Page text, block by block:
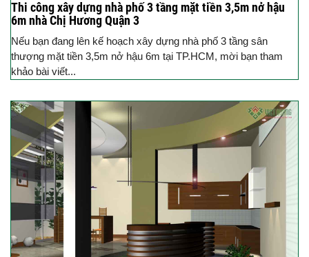
Thi công xây dựng nhà phố 3 tầng mặt tiền 3,5m nở hậu
6m nhà Chị Hương Quận 3
Nếu bạn đang lên kế hoạch xây dựng nhà phố 3 tầng sân
thượng mặt tiền 3,5m nở hậu 6m tại TP.HCM, mời bạn tham
khảo bài viết...